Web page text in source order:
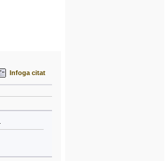
Infoga citat